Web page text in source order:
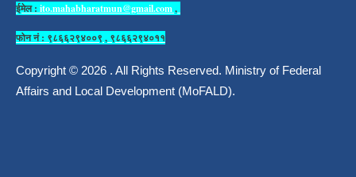
ईमेल : ito.mahabharatmun@gmail.com,
फोन नं : ९८६६२९४००९ , ९८६६२९४०११
Copyright © 2026 . All Rights Reserved. Ministry of Federal
Affairs and Local Development (MoFALD).